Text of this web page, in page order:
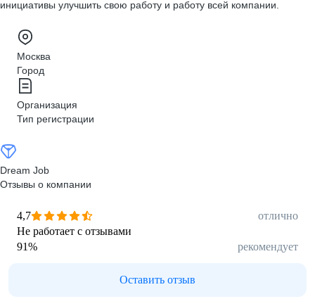
инициативы улучшить свою работу и работу всей компании.
Москва
Город
Организация
Тип регистрации
Dream Job
Отзывы о компании
4,7
отлично
Не работает с отзывами
91% рекомендует
Оставить отзыв